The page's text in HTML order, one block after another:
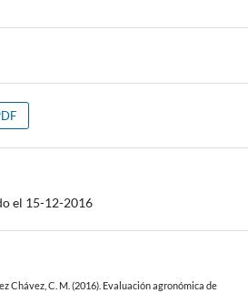
el 15-12-2016
Chávez, C. M. (2016). Evaluación agronómica de